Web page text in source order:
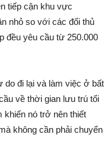
tiếp cận khu vực
nhỏ so với các đối thủ
đều yêu cầu từ 250.000
do đi lại và làm việc ở bất
về thời gian lưu trú tối
khiến nó trở nên thiết
không cần phải chuyển